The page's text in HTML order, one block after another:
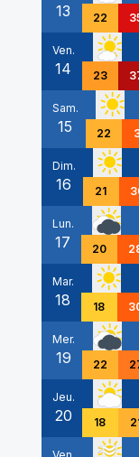
13 22
Ven.
14 23
Sam.
15 22
Dim.
16 21
Lun.
17 20
Mar.
18 18
Mer.
19 22
Jeu.
20 18